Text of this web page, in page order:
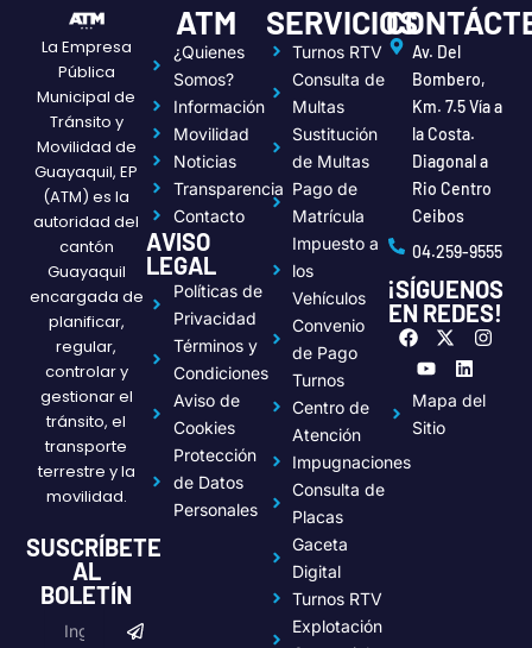
La Empresa
Pública
Municipal de
Tránsito y
Movilidad de
Guayaquil, EP
(ATM) es la
autoridad del
cantón
Guayaquil
encargada de
planificar,
regular,
controlar y
gestionar el
tránsito, el
transporte
terrestre y la
movilidad.
SUSCRÍBETE
AL
BOLETÍN
ATM
¿Quienes
Somos?
Información
Movilidad
Noticias
Transparencia
Contacto
AVISO
LEGAL
Políticas de
Privacidad
Términos y
Condiciones
Aviso de
Cookies
Protección
de Datos
Personales
SERVICIOS
Turnos RTV
Consulta de
Multas
Sustitución
de Multas
Pago de
Matrícula
Impuesto a
los
Vehículos
Convenio
de Pago
Turnos
Centro de
Atención
Impugnaciones
Consulta de
Placas
Gaceta
Digital
Turnos RTV
Explotación
Av. Del
Bombero,
Km. 7.5 Vía a
la Costa.
Diagonal a
Rio Centro
Ceibos
04.259-9555
¡SÍGUENOS
EN REDES!
F
a
c
e
b
o
k
X
-
i
t
I
n
t
a
Y
u
t
u
b
n
k
e
Mapa del
Sitio